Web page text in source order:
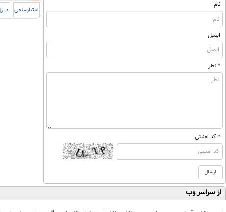
نام
ایمیل
* نظر
* کد امنیتی
اعتبارسنجی
از سراسر وب